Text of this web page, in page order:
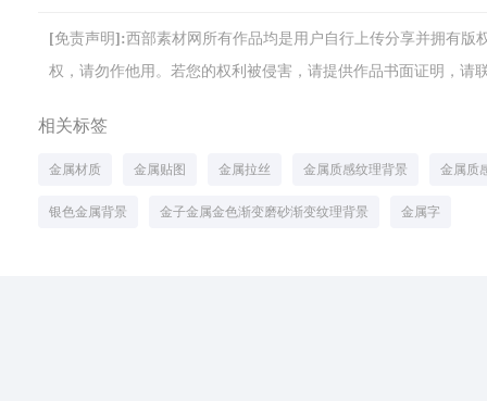
[免责声明]:西部素材网所有作品均是用户自行上传分享并拥有
权，请勿作他用。若您的权利被侵害，请提供作品书面证明，请
相关标签
金属材质 金属贴图 金属拉丝 金属质感纹理背景 金属质
银色金属背景 金子金属金色渐变磨砂渐变纹理背景 金属字